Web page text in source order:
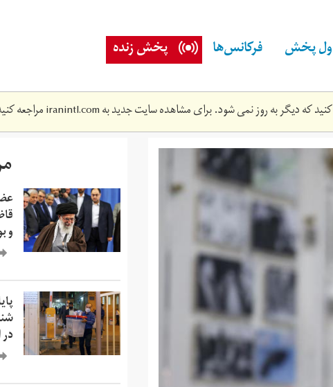
پخش فرکانس‌ها پخش زنده
که دیگر به روز نمی شود. برای مشاهده سایت جدید بهiranintl.comمراجعه
و